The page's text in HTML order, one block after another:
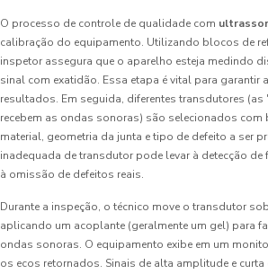
O processo de controle de qualidade com
calibração do equipamento. Utilizando blocos de
inspetor assegura que o aparelho esteja medindo
sinal com exatidão. Essa etapa é vital para garantir
resultados. Em seguida, diferentes transdutores
recebem as ondas sonoras) são selecionados com
material, geometria da junta e tipo de defeito a ser
inadequada de transdutor pode levar à detecção
à omissão de defeitos reais.
Durante a inspeção, o técnico move o transdutor
aplicando um acoplante (geralmente um gel) para
ondas sonoras. O equipamento exibe em um
os ecos retornados. Sinais de alta amplitude e